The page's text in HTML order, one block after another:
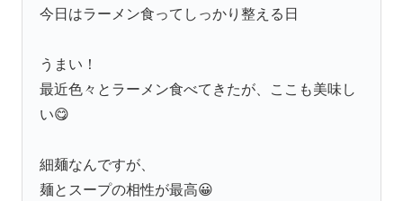
今日はラーメン食ってしっかり整える日
うまい！
最近色々とラーメン食べてきたが、ここも美味し
い😋
細麺なんですが、
麺とスープの相性が最高😀